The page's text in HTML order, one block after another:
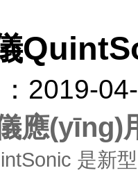
：
應(yīng)
是新